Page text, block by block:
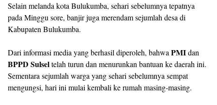
Selain melanda kota Bulukumba, sehari sebelumnya tepatnya
pada Minggu sore, banjir juga merendam sejumlah desa di
Kabupaten Bulukumba.
Dari informasi media yang berhasil diperoleh, bahwa PMIdan
BPPD Sulseltelah turun dan menurunkan bantuan ke daerah ini.
Sementara sejumlah warga yang sehari sebelumnya sempat
mengungsi, hari ini mulai kembali ke rumah masing-masing.